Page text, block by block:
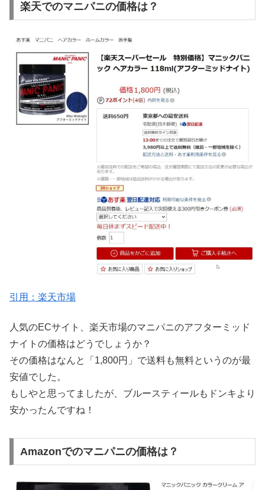
楽天でのマニパニの価格は？
引用：楽天市場
人気のECサイト、楽天市場のマニパニのアフターミッド
ナイトの価格はどうでしょうか？
その価格はなんと「1,800円」で送料も無料というのが最
安値でした。
もしやと思ってましたが、ブルースティールもドンキより
安かったんですね！
Amazonでのマニパニの価格は？